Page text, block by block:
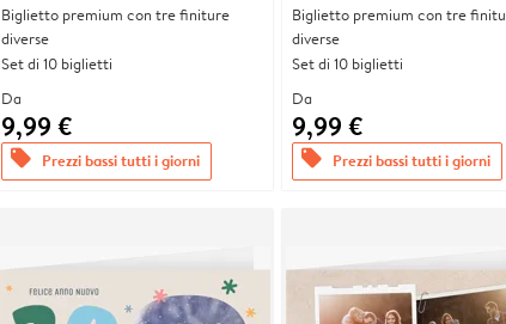
Biglietto premium con tre finiture
diverse
Set di 10 biglietti
Da
9,99 €
offers Prezzi bassi tutti i giorni
Biglietto premium con tre
diverse
Set di 10 biglietti
Da
9,99 €
offers Prezzi bassi tutti i giorni